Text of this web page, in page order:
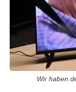
Wir haben